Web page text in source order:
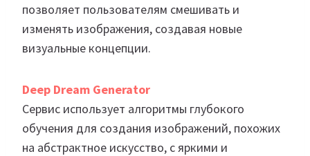
позволяет пользователям смешивать и
изменять изображения, создавая новые
визуальные концепции.
Deep Dream Generator
Сервис использует алгоритмы глубокого
обучения для создания изображений, похожих
на абстрактное искусство, с яркими и